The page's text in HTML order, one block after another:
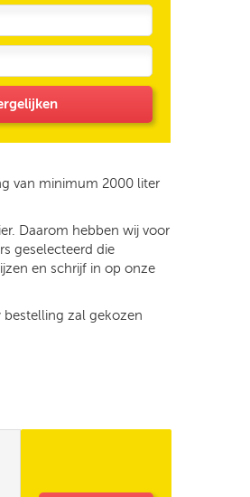
van minimum 2000 liter
Daarom hebben wij voor
geselecteerd die
en schrijf in op onze
zal gekozen